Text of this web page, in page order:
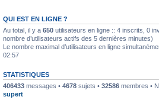
QUI EST EN LIGNE ?
Au total, il y a 650 utilisateurs en ligne :: 4 inscrits, 0
nombre d’utilisateurs actifs des 5 dernières minutes)
Le nombre maximal d’utilisateurs en ligne
02:57
STATISTIQUES
406433 messages • 4678 sujets • 32586 membres •
supert